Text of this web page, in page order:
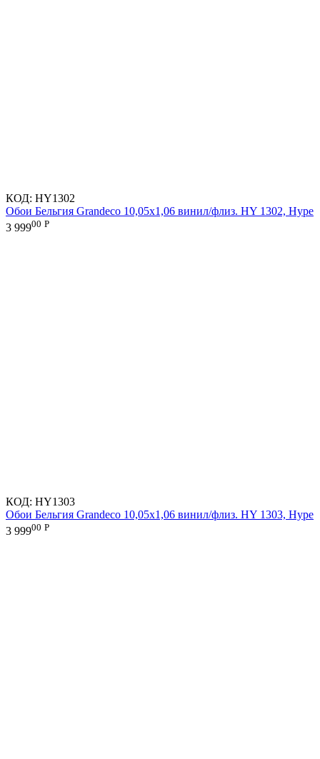
КОД: HY1302
Обои Бельгия Grandeco 10,05х1,06 винил/флиз. HY 1302, Hype
3 99900 Р
КОД: HY1303
Обои Бельгия Grandeco 10,05х1,06 винил/флиз. HY 1303, Hype
3 99900 Р